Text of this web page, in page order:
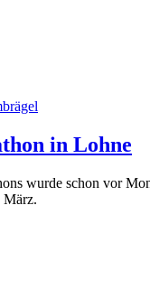
in Lohne
wurde schon vor
März.